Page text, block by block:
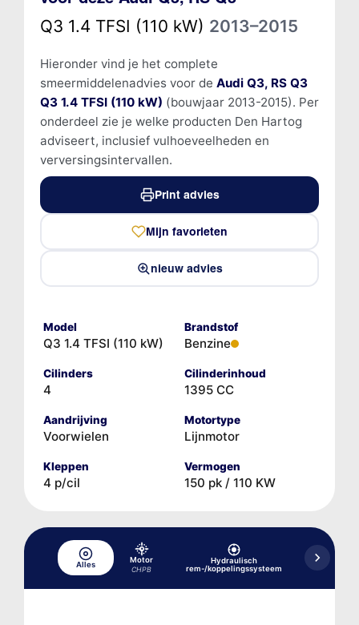
Q3 1.4 TFSI (110 kW) 2013–2015
Hieronder vind je het complete
smeermiddelenadvies voor de Audi Q3, RS Q3
Q3 1.4 TFSI (110 kW) (bouwjaar 2013-2015). Per
onderdeel zie je welke producten Den Hartog
adviseert, inclusief vulhoeveelheden en
verversingsintervallen.
Print advies
Mijn favorieten
nieuw advies
Model
Q3 1.4 TFSI (110 kW)
Brandstof
Benzine
Cilinders
4
Cilinderinhoud
1395 CC
Aandrijving
Voorwielen
Motortype
Lijnmotor
Kleppen
4 p/cil
Vermogen
150 pk / 110 KW
Alles
Motor
CHPB
Hydraulisch
rem-/koppelingssysteem